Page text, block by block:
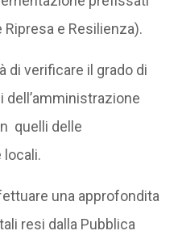
Ripresa e Resilienza).
di verificare il grado di
quelli delle
locali.
una approfondita
resi dalla Pubblica